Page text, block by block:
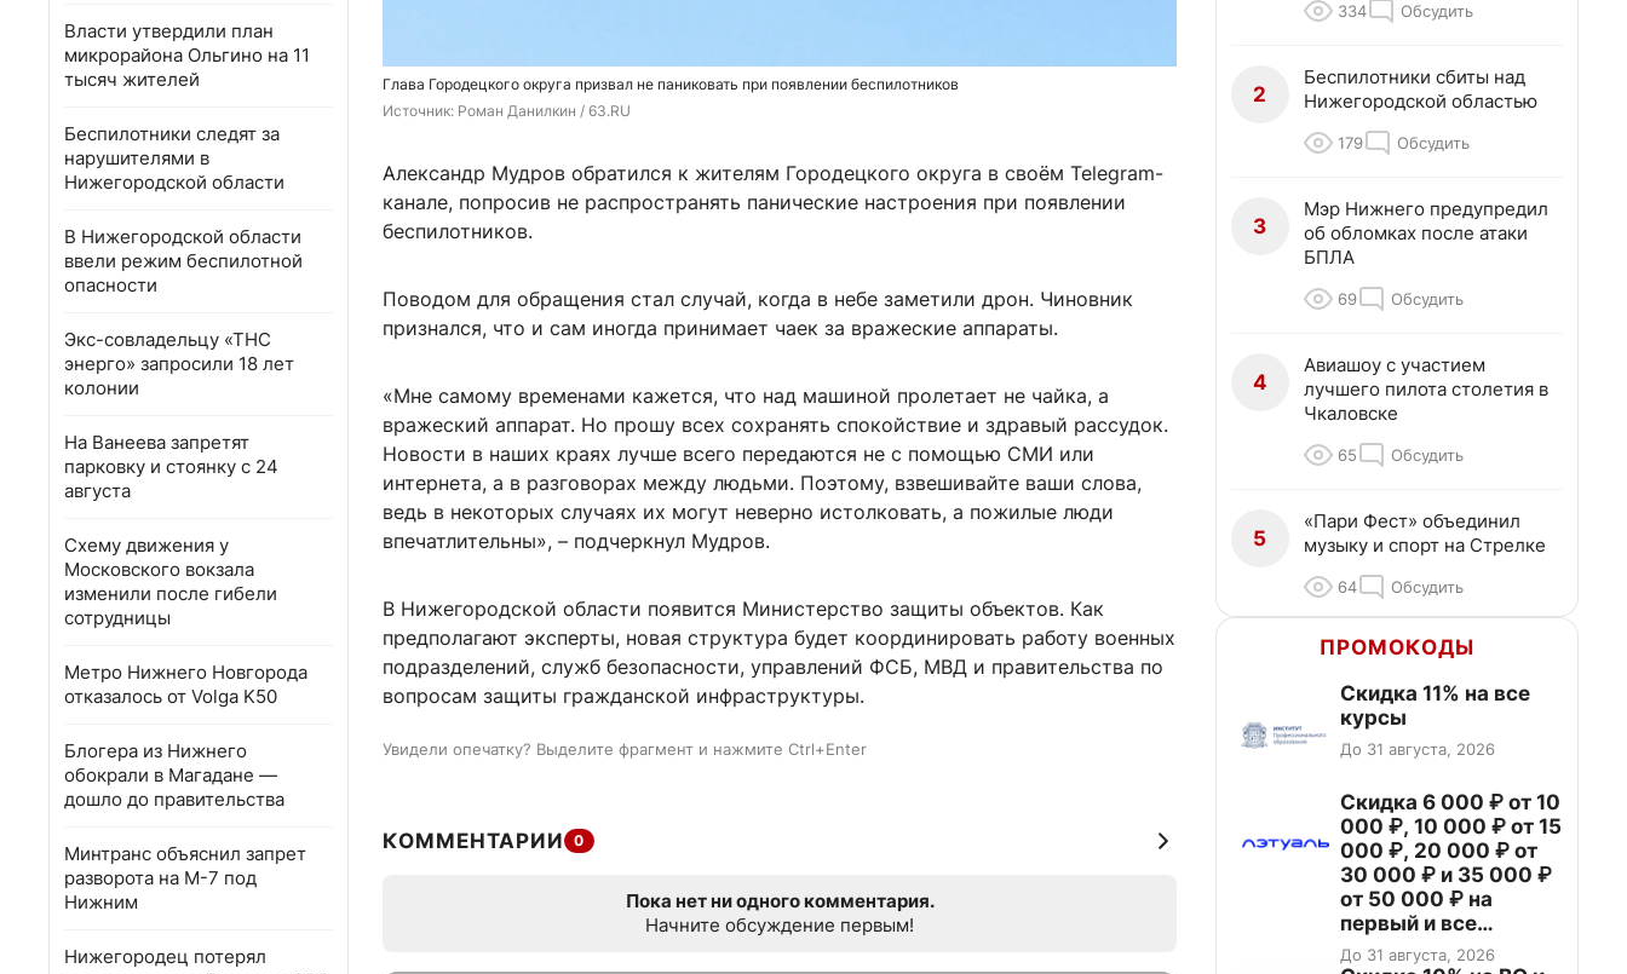
Власти утвердили план
микрорайона Ольгино на 11
тысяч жителей
Беспилотники следят за
нарушителями в
Нижегородской области
В Нижегородской области
ввели режим беспилотной
опасности
Экс-совладельцу «ТНС
энерго» запросили 18 лет
колонии
На Ванеева запретят
парковку и стоянку с 24
августа
Схему движения у
Московского вокзала
изменили после гибели
сотрудницы
Метро Нижнего Новгорода
отказалось от Volga K50
Блогера из Нижнего
обокрали в Магадане —
дошло до правительства
Минтранс объяснил запрет
разворота на М-7 под
Нижним
Нижегородец потерял
Глава Городецкого округа призвал не паниковать при появлении беспилотников
Источник: Роман Данилкин / 63.RU
Александр Мудров обратился к жителям Городецкого округа в своём Telegram-
канале, попросив не распространять панические настроения при появлении
беспилотников.
Поводом для обращения стал случай, когда в небе заметили дрон. Чиновник
признался, что и сам иногда принимает чаек за вражеские аппараты.
«Мне самому временами кажется, что над машиной пролетает не чайка, а
вражеский аппарат. Но прошу всех сохранять спокойствие и здравый рассудок.
Новости в наших краях лучше всего передаются не с помощью СМИ или
интернета, а в разговорах между людьми. Поэтому, взвешивайте ваши слова,
ведь в некоторых случаях их могут неверно истолковать, а пожилые люди
впечатлительны», – подчеркнул Мудров.
В Нижегородской области появится Министерство защиты объектов. Как
предполагают эксперты, новая структура будет координировать работу военных
подразделений, служб безопасности, управлений ФСБ, МВД и правительства по
вопросам защиты гражданской инфраструктуры.
Увидели опечатку? Выделите фрагмент и нажмите Ctrl+Enter
КОММЕНТАРИИ 0
Пока нет ни одного комментария.
Начните обсуждение первым!
334 Обсудить
2
Беспилотники сбиты над
Нижегородской областью
179 Обсудить
3
Мэр Нижнего предупредил
об обломках после атаки
БПЛА
69 Обсудить
4
Авиашоу с участием
лучшего пилота столетия в
Чкаловске
65 Обсудить
5
«Пари Фест» объединил
музыку и спорт на Стрелке
64 Обсудить
ПРОМОКОДЫ
Скидка 11% на все
курсы
До 31 августа, 2026
Скидка 6 000 ₽ от 10
000 ₽, 10 000 ₽ от 15
000 ₽, 20 000 ₽ от
30 000 ₽ и 35 000 ₽
от 50 000 ₽ на
первый и все
повторные заказы по
До 31 августа, 2026